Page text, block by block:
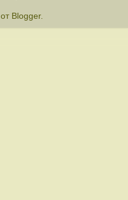
Blogger.